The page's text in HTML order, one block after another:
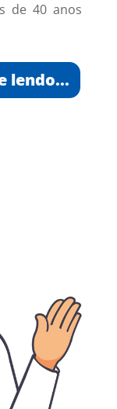
de 40 anos
lendo...